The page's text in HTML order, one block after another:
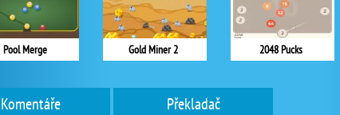
Pool Merge Gold Miner 2 2048 Pucks
Komentáře Překladač